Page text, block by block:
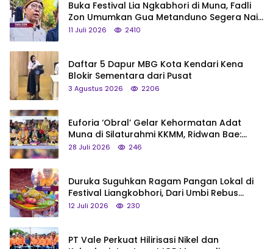
Buka Festival Lia Ngkabhori di Muna, Fadli
Zon Umumkan Gua Metanduno Segera Naik
Status Jadi Cagar Budaya Nasional
11 Juli 2026 2410
Daftar 5 Dapur MBG Kota Kendari Kena
Blokir Sementara dari Pusat
3 Agustus 2026 2206
Euforia ‘Obral’ Gelar Kehormatan Adat
Muna di Silaturahmi KKMM, Ridwan Bae:
Saya Bukan Tipe Begitu, Belum Pantas!
28 Juli 2026 246
Duruka Suguhkan Ragam Pangan Lokal di
Festival Liangkobhori, Dari Umbi Rebus
hingga Tumpeng Beras Muna
12 Juli 2026 230
PT Vale Perkuat Hilirisasi Nikel dan